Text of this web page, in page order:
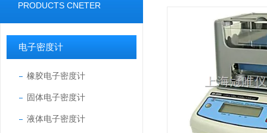
PRODUCTS CNETER
电子密度计
橡胶电子密度计
固体电子密度计
液体电子密度计